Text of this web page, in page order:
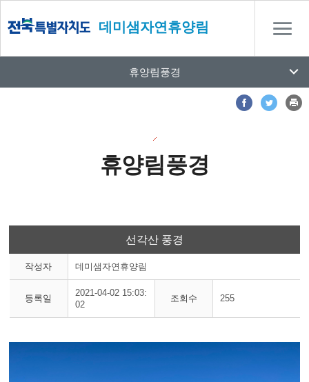
데미샘자연휴양림
휴양림풍경
휴양림풍경
선각산 풍경
작성자 데미샘자연휴양림
등록일
2021-04-02 15:03:
02
조회수 255